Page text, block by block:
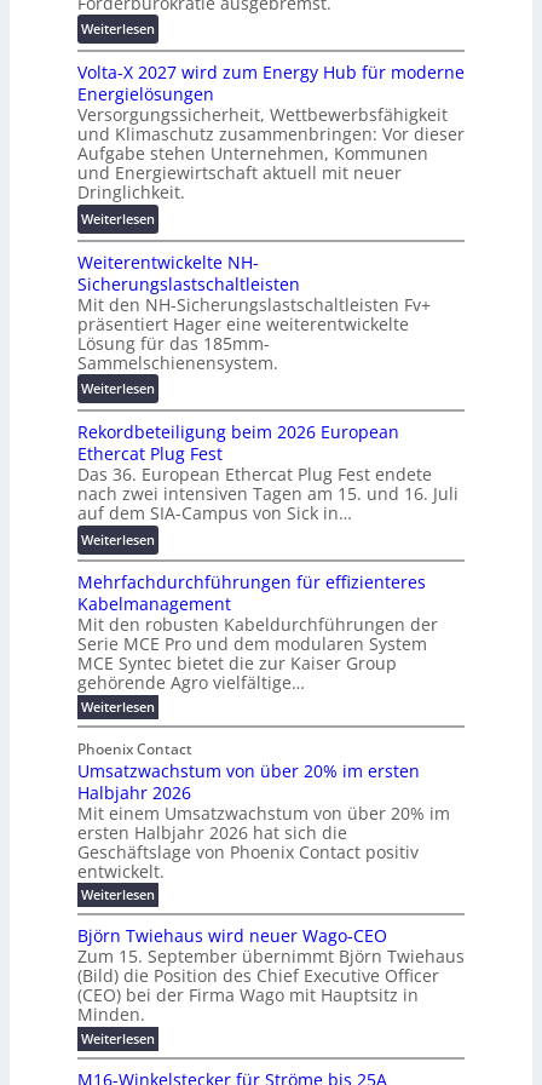
s
i
e
r
u
n
g
s
l
ö
s
u
n
g
e
n
t
e
c
h
u
t
z
u
n
d
d
i
g
i
t
a
l
e
T
r
a
n
s
p
a
r
e
n
z
Weiterlesen:
M
a
s
c
h
i
n
e
n
b
a
u
:
F
o
r
s
h
u
n
g
s
f
r
d
e
r
u
n
g
b
r
a
u
c
h
t
m
e
h
r
T
m
p
o
Volta-X 2027 wird zum Energy Hub für moderne
Energielösungen
Versorgungssicherheit, Wettbewerbsfähigkeit
und Klimaschutz zusammenbringen: Vor dieser
Aufgabe stehen Unternehmen, Kommunen
und Energiewirtschaft aktuell mit neuer
Dringlichkeit.
Weiterlesen:
V
o
l
t
a
-
X
2
0
2
7
w
i
r
d
z
u
m
E
n
e
r
g
u
f
ü
r
m
o
d
e
r
n
e
E
Weiterentwickelte NH-
Sicherungslastschaltleisten
Mit den NH-Sicherungslastschaltleisten Fv+
präsentiert Hager eine weiterentwickelte
Lösung für das 185mm-
Sammelschienensystem.
Weiterlesen:
W
e
i
t
e
r
e
n
t
w
i
c
k
e
l
e
N
H
-
S
i
c
h
e
r
u
n
s
l
Rekordbeteiligung beim 2026 European
Ethercat Plug Fest
Das 36. European Ethercat Plug Fest endete
nach zwei intensiven Tagen am 15. und 16. Juli
auf dem SIA-Campus von Sick in…
Weiterlesen:
R
e
k
o
r
d
b
e
t
e
i
l
i
g
u
n
g
b
e
i
m
0
2
Mehrfachdurchführungen für effizienteres
Kabelmanagement
Mit den robusten Kabeldurchführungen der
Serie MCE Pro und dem modularen System
MCE Syntec bietet die zur Kaiser Group
gehörende Agro vielfältige…
Weiterlesen:
M
h
r
f
a
c
h
d
u
r
c
f
ü
h
r
n
g
e
n
Phoenix Contact
Umsatzwachstum von über 20% im ersten
Halbjahr 2026
Mit einem Umsatzwachstum von über 20% im
ersten Halbjahr 2026 hat sich die
Geschäftslage von Phoenix Contact positiv
entwickelt.
Weiterlesen:
U
m
s
a
t
z
a
c
h
s
Björn Twiehaus wird neuer Wago-CEO
Zum 15. September übernimmt Björn Twiehaus
(Bild) die Position des Chief Executive Officer
(CEO) bei der Firma Wago mit Hauptsitz in
Minden.
Weiterlesen:
B
M16-Winkelstecker für Ströme bis 25A